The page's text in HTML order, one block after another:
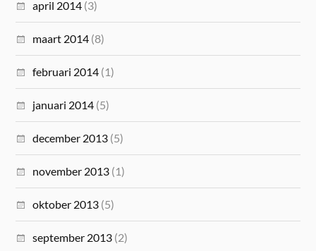
april 2014 (3)
maart 2014 (8)
februari 2014 (1)
januari 2014 (5)
december 2013 (5)
november 2013 (1)
oktober 2013 (5)
september 2013 (2)